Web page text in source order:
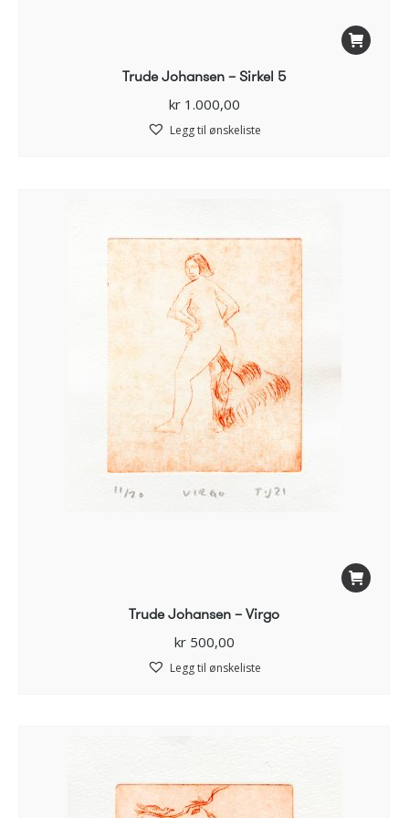
Trude Johansen – Sirkel 5
kr1.000,00
Legg til ønskeliste
Trude Johansen – Virgo
kr500,00
Legg til ønskeliste